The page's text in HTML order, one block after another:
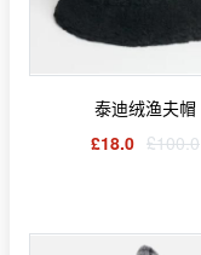
泰迪绒渔夫帽
£18.0 £100.0